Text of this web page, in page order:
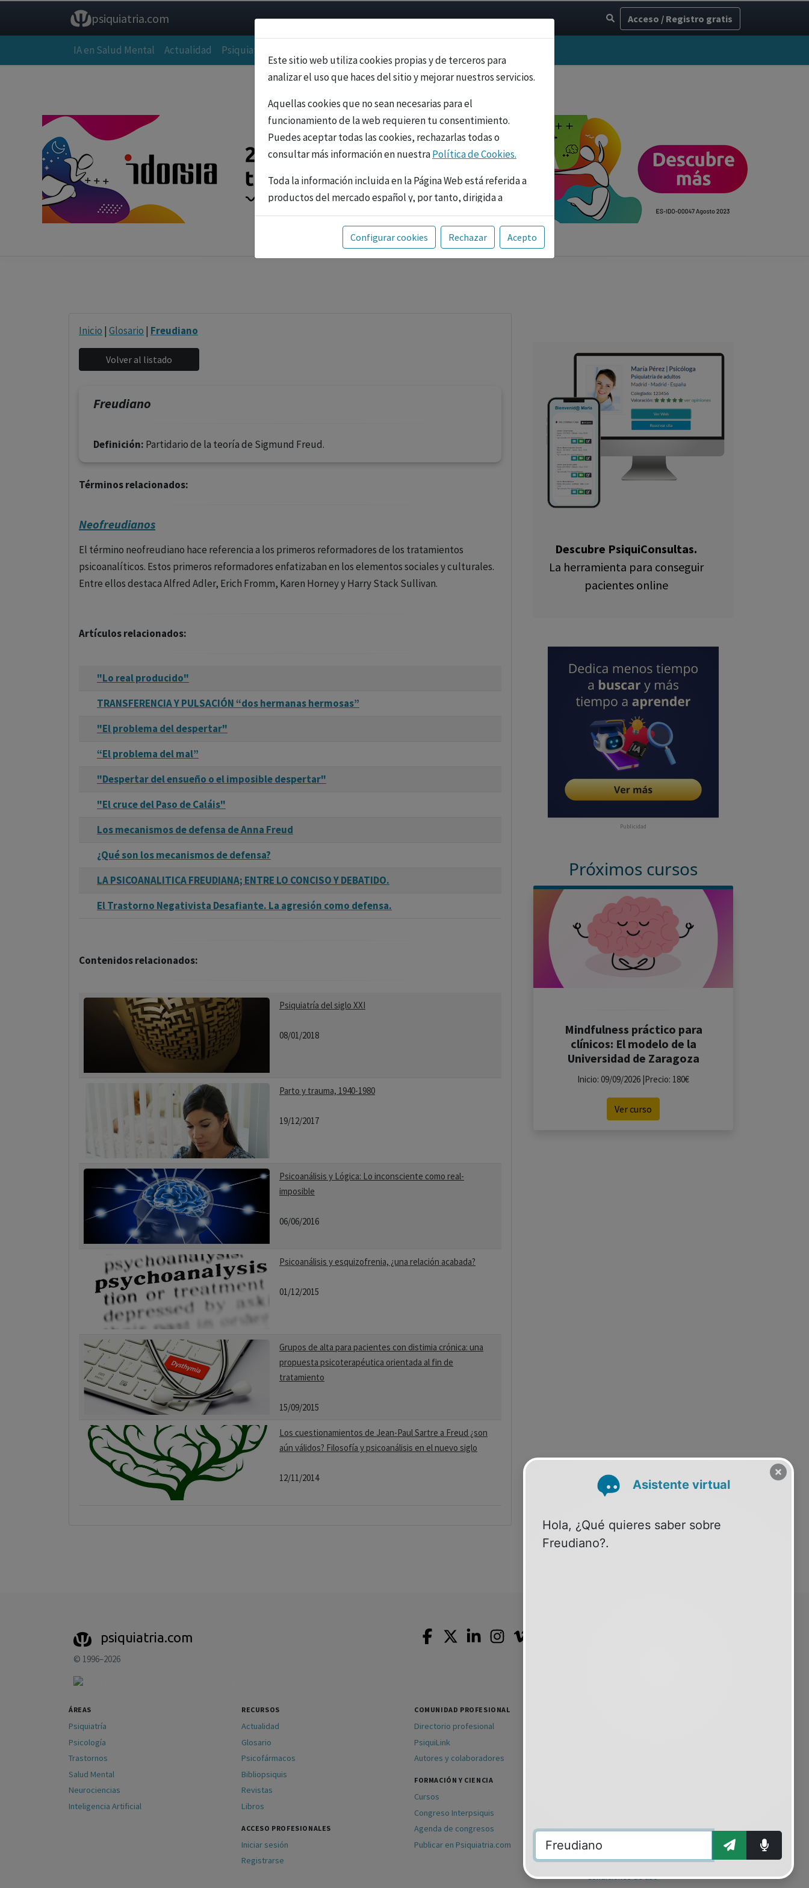
psiquiatria.com Acceso / Registro gratis
IA en Salud Mental Actualidad Psiquiatría
Este sitio web utiliza cookies propias y de terceros para
analizar el uso que haces del sitio y mejorar nuestros servicios.
Aquellas cookies que no sean necesarias para el
funcionamiento de la web requieren tu consentimiento.
Puedes aceptar todas las cookies, rechazarlas todas o
consultar más información en nuestraPolítica de Cookies.
Toda la información incluida en la Página Web está referida a
productos del mercado español y, por tanto, dirigida a
profesionales sanitarios legalmente facultados para
prescribir o dispensar medicamentos con ejercicio
profesional. La información técnica de los fármacos se facilita
Configurar cookies Rechazar Acepto
Inicio | Glosario | Freudiano
Freudiano
Definición: Partidario de la teoría de Sigmund Freud.
Términos relacionados:
Neofreudianos
El término neofreudiano hace referencia a los primeros reformadores de los tratamientos
psicoanalíticos. Estos primeros reformadores enfatizaban en los elementos sociales y culturales.
Entre ellos destaca Alfred Adler, Erich Fromm, Karen Horney y Harry Stack Sullivan.
Artículos relacionados:
"Lo real producido"
TRANSFERENCIA Y PULSACIÓN “dos hermanas hermosas”
"El problema del despertar"
“El problema del mal”
"Despertar del ensueño o el imposible despertar"
"El cruce del Paso de Caláis"
Los mecanismos de defensa de Anna Freud
¿Qué son los mecanismos de defensa?
LA PSICOANALITICA FREUDIANA; ENTRE LO CONCISO Y DEBATIDO.
El Trastorno Negativista Desafiante. La agresión como defensa.
Contenidos relacionados:
Psiquiatría del siglo XXI
08/01/2018
Parto y trauma, 1940-1980
19/12/2017
Psicoanálisis y Lógica: Lo inconsciente como real-
imposible
06/06/2016
Psicoanálisis y esquizofrenia, ¿una relación acabada?
01/12/2015
Grupos de alta para pacientes con distimia crónica: una
propuesta psicoterapéutica orientada al fin de
tratamiento
15/09/2015
Los cuestionamientos de Jean-Paul Sartre a Freud ¿son
aún válidos? Filosofía y psicoanálisis en el nuevo siglo
12/11/2014
Descubre PsiquiConsultas.
La herramienta para conseguir
pacientes online
Publicidad
Próximos cursos
Mindfulness práctico para
clínicos: El modelo de la
Universidad de Zaragoza
Inicio: 09/09/2026 |Precio: 180€
Ver curso
psiquiatria.com
© 1996–2026
ÁREAS
Psiquiatría
Psicología
Trastornos
Salud Mental
Neurociencias
Inteligencia Artificial
RECURSOS
Actualidad
Glosario
Psicofármacos
Bibliopsiquis
Revistas
Libros
ACCESO PROFESIONALES
Iniciar sesión
Registrarse
COMUNIDAD PROFESIONAL
Directorio profesional
PsiquiLink
Autores y colaboradores
FORMACIÓN Y CIENCIA
Cursos
Congreso Interpsiquis
Agenda de congresos
Publicar en Psiquiatria.com
Aviso legal
Privacidad
Cookies
Condiciones de uso